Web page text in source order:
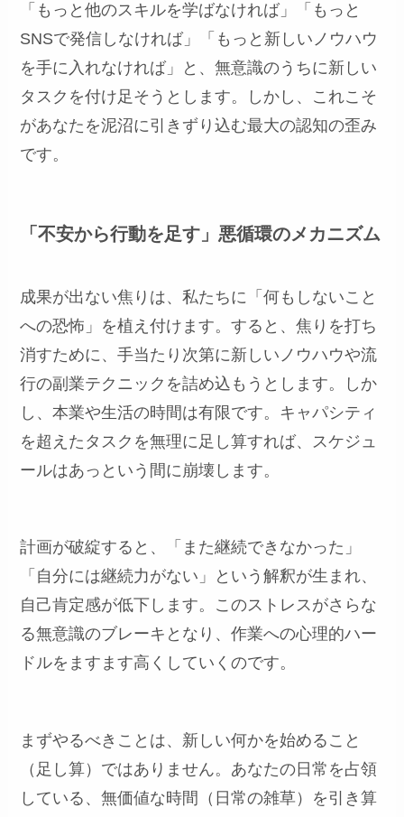
「もっと他のスキルを学ばなければ」「もっと
SNSで発信しなければ」「もっと新しいノウハウ
を手に入れなければ」と、無意識のうちに新しい
タスクを付け足そうとします。しかし、これこそ
があなたを泥沼に引きずり込む最大の認知の歪み
です。
「不安から行動を足す」悪循環のメカニズム
成果が出ない焦りは、私たちに「何もしないこと
への恐怖」を植え付けます。すると、焦りを打ち
消すために、手当たり次第に新しいノウハウや流
行の副業テクニックを詰め込もうとします。しか
し、本業や生活の時間は有限です。キャパシティ
を超えたタスクを無理に足し算すれば、スケジュ
ールはあっという間に崩壊します。
計画が破綻すると、「また継続できなかった」
「自分には継続力がない」という解釈が生まれ、
自己肯定感が低下します。このストレスがさらな
る無意識のブレーキとなり、作業への心理的ハー
ドルをますます高くしていくのです。
まずやるべきことは、新しい何かを始めること
（足し算）ではありません。あなたの日常を占領
している、無価値な時間（日常の雑草）を引き算